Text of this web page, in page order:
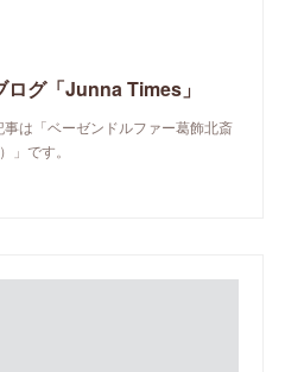
グ「Junna Times」
は「ベーゼンドルファー葛飾北斎
」です。